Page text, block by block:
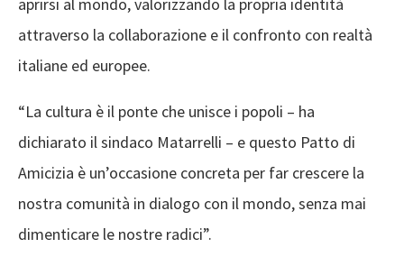
attraverso la collaborazione e il confronto con realtà
italiane ed europee.
“La cultura è il ponte che unisce i popoli – ha
dichiarato il sindaco Matarrelli – e questo Patto di
Amicizia è un’occasione concreta per far crescere la
nostra comunità in dialogo con il mondo, senza mai
dimenticare le nostre radici”.